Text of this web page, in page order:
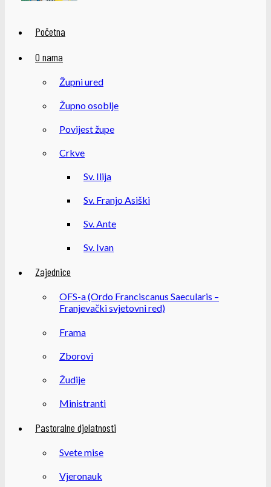
Početna
O nama
Župni ured
Župno osoblje
Povijest župe
Crkve
Sv. Ilija
Sv. Franjo Asiški
Sv. Ante
Sv. Ivan
Zajednice
OFS-a (Ordo Franciscanus Saecularis –
Franjevački svjetovni red)
Frama
Zborovi
Žudije
Ministranti
Pastoralne djelatnosti
Svete mise
Vjeronauk